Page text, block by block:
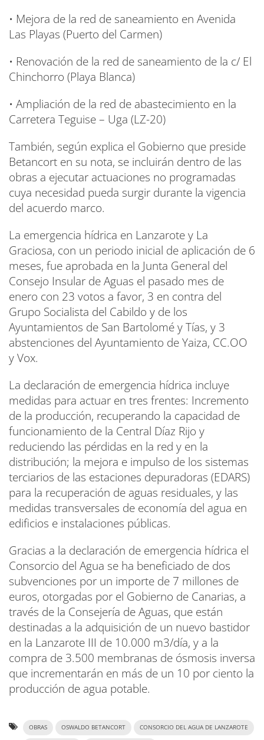
• Mejora de la red de saneamiento en Avenida
Las Playas (Puerto del Carmen)
• Renovación de la red de saneamiento de la c/ El
Chinchorro (Playa Blanca)
• Ampliación de la red de abastecimiento en la
Carretera Teguise – Uga (LZ-20)
También, según explica el Gobierno que preside
Betancort en su nota, se incluirán dentro de las
obras a ejecutar actuaciones no programadas
cuya necesidad pueda surgir durante la vigencia
del acuerdo marco.
La emergencia hídrica en Lanzarote y La
Graciosa, con un periodo inicial de aplicación de 6
meses, fue aprobada en la Junta General del
Consejo Insular de Aguas el pasado mes de
enero con 23 votos a favor, 3 en contra del
Grupo Socialista del Cabildo y de los
Ayuntamientos de San Bartolomé y Tías, y 3
abstenciones del Ayuntamiento de Yaiza, CC.OO
y Vox.
La declaración de emergencia hídrica incluye
medidas para actuar en tres frentes: Incremento
de la producción, recuperando la capacidad de
funcionamiento de la Central Díaz Rijo y
reduciendo las pérdidas en la red y en la
distribución; la mejora e impulso de los sistemas
terciarios de las estaciones depuradoras (EDARS)
para la recuperación de aguas residuales, y las
medidas transversales de economía del agua en
edificios e instalaciones públicas.
Gracias a la declaración de emergencia hídrica el
Consorcio del Agua se ha beneficiado de dos
subvenciones por un importe de 7 millones de
euros, otorgadas por el Gobierno de Canarias, a
través de la Consejería de Aguas, que están
destinadas a la adquisición de un nuevo bastidor
en la Lanzarote III de 10.000 m3/día, y a la
compra de 3.500 membranas de ósmosis inversa
que incrementarán en más de un 10 por ciento la
producción de agua potable.
OBRAS OSWALDO BETANCORT CONSORCIO DEL AGUA DE LANZAROTE